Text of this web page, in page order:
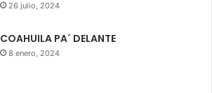
26 julio, 2024
COAHUILA PA´ DELANTE
8 enero, 2024